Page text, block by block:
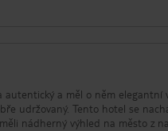
a měl o něm elegantní
udržovaný. Tento hotel se
nádherný výhled na město z